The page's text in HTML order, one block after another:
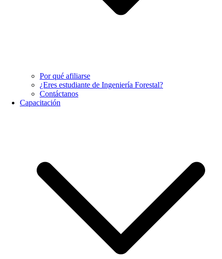
Por qué afiliarse
¿Eres estudiante de Ingeniería Forestal?
Contáctanos
Capacitación